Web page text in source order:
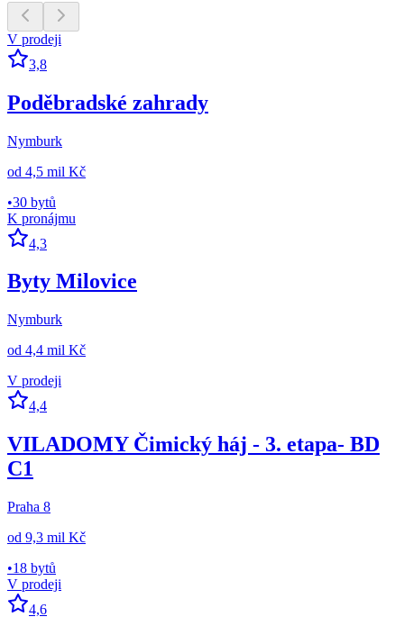
V prodeji
3,8
Poděbradské zahrady
Nymburk
od 4,5 mil Kč
•30 bytů
K pronájmu
4,3
Byty Milovice
Nymburk
od 4,4 mil Kč
V prodeji
4,4
VILADOMY Čimický háj - 3. etapa- BD
C1
Praha 8
od 9,3 mil Kč
•18 bytů
V prodeji
4,6